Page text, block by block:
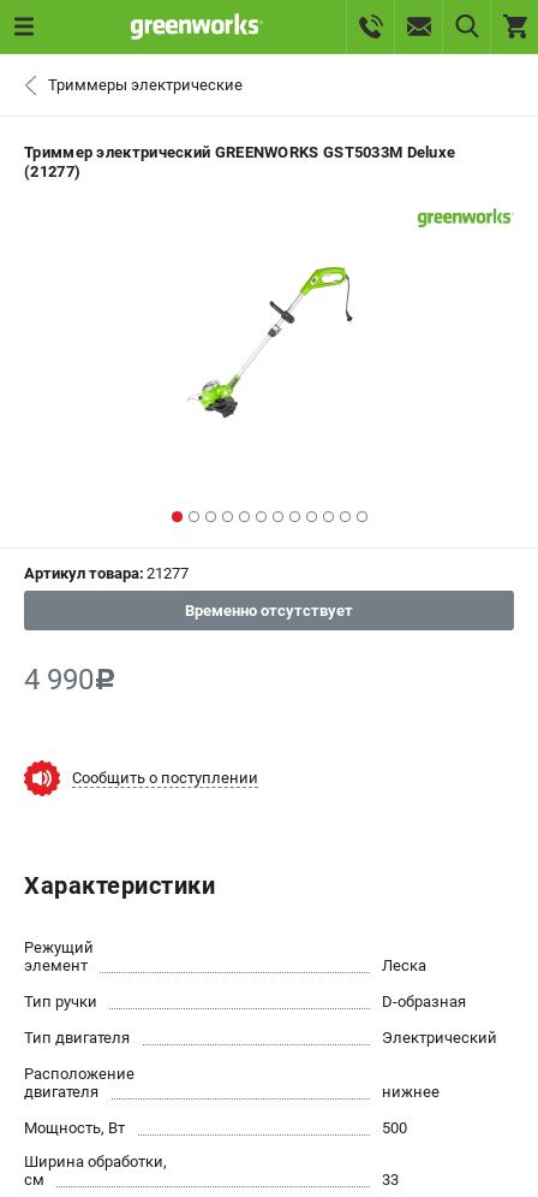
МАГАЗИНЫ
)
СРАВНЕНИЕ ( 0 )
ВХОД ИЛИ РЕГИСТРАЦИЯ
- ЗАКАЗ ЗАПЧАСТЕЙ
САНКТ-ПЕТЕРБУРГ
0 ₽
Политика обработки персональных данных
ИНФОРМАЦИЯ
О компании
О бренде
Новости
Юридическим лицам
Контакты
Правила обмена и возврата
Способы оплаты
Бонусная программа
Триммеры электрические
Триммер электрический GREENWORKS GST5033M Deluxe
(21277)
Артикул товара: 21277
Временно отсутствует
4 990c
Сообщить о поступлении
Характеристики
Режущий
элемент
Леска
Тип ручки
D-образная
Тип двигателя
Электрический
Расположение
двигателя
нижнее
Мощность, Вт
500
Ширина обработки,
см
33